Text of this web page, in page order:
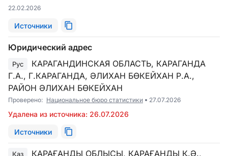
22.02.2026
Источники
Юридический адрес
Рус
КАРАГАНДИНСКАЯ ОБЛАСТЬ, КАРАГАНДА
Г.А., Г.КАРАГАНДА, ӘЛИХАН БӨКЕЙХАН Р.А.,
РАЙОН ӘЛИХАН БӨКЕЙХАН
Проверено: Национальное бюро статистики 27.07.2026
Удалена из источника: 26.07.2026
Источники
Қаз
ҚАРАҒАНДЫ ОБЛЫСЫ, ҚАРАҒАНДЫ Қ.Ә.,